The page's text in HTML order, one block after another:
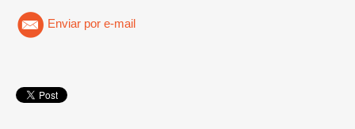
Enviar por e-mail